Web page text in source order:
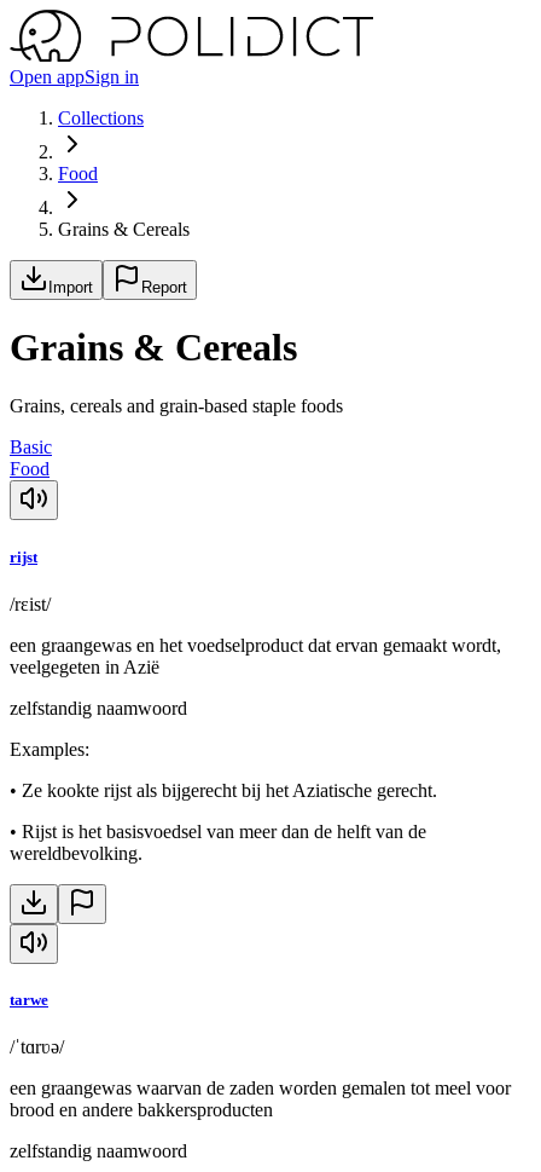
Open appSign in
Collections
Food
Grains & Cereals
Import Report
Grains & Cereals
Grains, cereals and grain-based staple foods
Basic
Food
rijst
/rɛist/
een graangewas en het voedselproduct dat ervan gemaakt wordt,
veelgegeten in Azië
zelfstandig naamwoord
Examples:
• Ze kookte rijst als bijgerecht bij het Aziatische gerecht.
• Rijst is het basisvoedsel van meer dan de helft van de
wereldbevolking.
tarwe
/ˈtɑrʋə/
een graangewas waarvan de zaden worden gemalen tot meel voor
brood en andere bakkersproducten
zelfstandig naamwoord